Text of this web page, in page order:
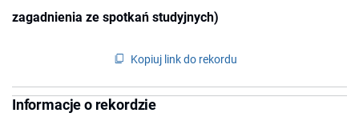
zagadnienia ze spotkań studyjnych)
Kopiuj link do rekordu
Informacje o rekordzie